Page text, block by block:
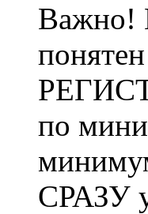
Важно!
по
СРАЗУ